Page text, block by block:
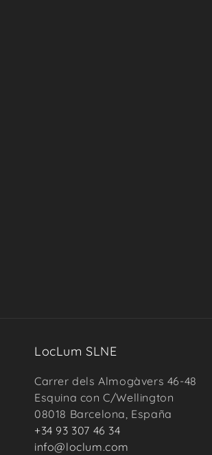
LocLum SLNE
Carrer dels Almogàvers 46-48
Esquina con C/Wellington
08018 Barcelona, España
+34 93 307 46 34
info@loclum.com